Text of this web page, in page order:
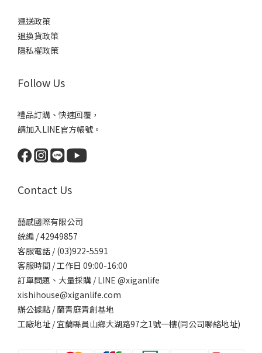
運送政策
退換貨政策
隱私權政策
Follow Us
禮品訂購、快速回覆，
請加入LINE官方帳號。
Contact Us
囍感國際有限公司
統編 / 42949857
客服電話 / (03)922-5591
客服時間 / 工作日 09:00-16:00
訂單問題、大量採購 / LINE @xiganlife
xishihouse@xiganlife.com
辦公據點 / 蘭青庭青創基地
工廠地址 / 宜蘭縣員山鄉大湖路97之1號一樓(同公司聯絡地址)